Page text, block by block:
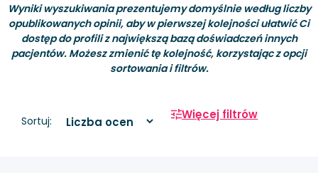
Wyniki wyszukiwania prezentujemy domyślnie według liczby
opublikowanych opinii, aby w pierwszej kolejności ułatwić Ci
dostęp do profili z największą bazą doświadczeń innych
pacjentów. Możesz zmienić tę kolejność, korzystając z opcji
sortowania i filtrów.
Sortuj: Więcej filtrów